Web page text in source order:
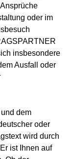
oder im
insbesondere
Ausfall oder
dem
oder
wird durch
ist Ihnen auf